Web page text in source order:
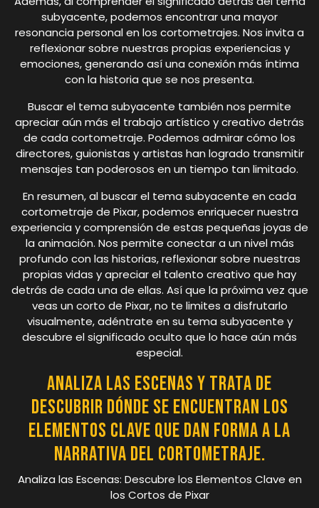
subyacente, podemos encontrar una mayor
resonancia personal en los cortometrajes. Nos invita a
reflexionar sobre nuestras propias experiencias y
emociones, generando así una conexión más íntima
con la historia que se nos presenta.
Buscar el tema subyacente también nos permite
apreciar aún más el trabajo artístico y creativo detrás
de cada cortometraje. Podemos admirar cómo los
directores, guionistas y artistas han logrado transmitir
mensajes tan poderosos en un tiempo tan limitado.
En resumen, al buscar el tema subyacente en cada
cortometraje de Pixar, podemos enriquecer nuestra
experiencia y comprensión de estas pequeñas joyas de
la animación. Nos permite conectar a un nivel más
profundo con las historias, reflexionar sobre nuestras
propias vidas y apreciar el talento creativo que hay
detrás de cada una de ellas. Así que la próxima vez que
veas un corto de Pixar, no te limites a disfrutarlo
visualmente, adéntrate en su tema subyacente y
descubre el significado oculto que lo hace aún más
especial.
Analiza las escenas y trata de
descubrir dónde se encuentran los
elementos clave que dan forma a la
narrativa del cortometraje.
Analiza las Escenas: Descubre los Elementos Clave en
los Cortos de Pixar